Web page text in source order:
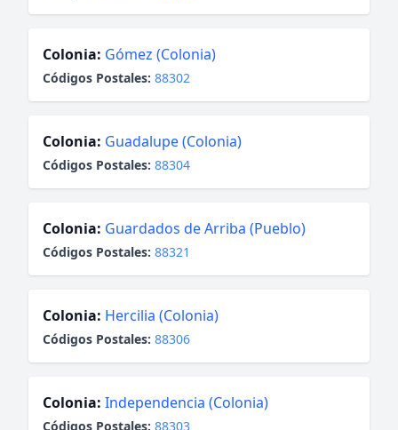
Colonia: Gómez (Colonia)
Códigos Postales: 88302
Colonia: Guadalupe (Colonia)
Códigos Postales: 88304
Colonia: Guardados de Arriba (Pueblo)
Códigos Postales: 88321
Colonia: Hercilia (Colonia)
Códigos Postales: 88306
Colonia: Independencia (Colonia)
Códigos Postales: 88303